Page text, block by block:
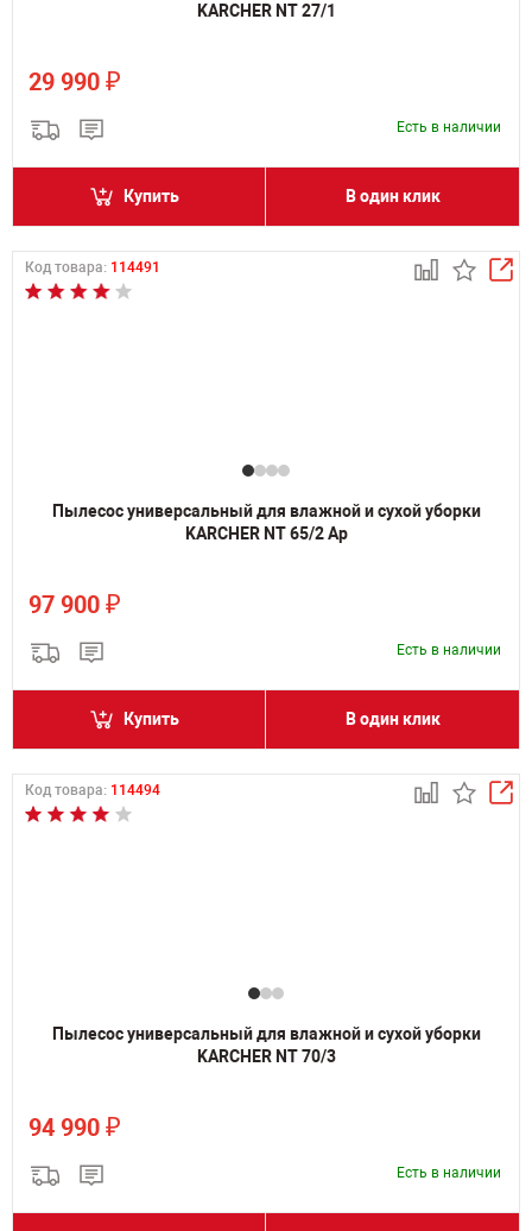
KARCHER NT 27/1
29 990 ₽
Есть в наличии
Купить В один клик
Код товара: 114491
Пылесос универсальный для влажной и сухой уборки
KARCHER NT 65/2 Ap
97 900 ₽
Есть в наличии
Купить В один клик
Код товара: 114494
Пылесос универсальный для влажной и сухой уборки
KARCHER NT 70/3
94 990 ₽
Есть в наличии